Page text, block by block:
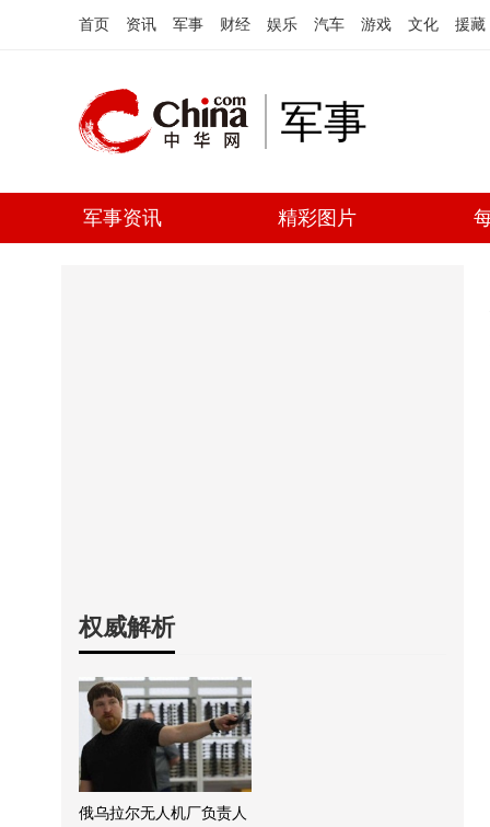
首页 资讯 军事 财经 娱乐 汽车 游戏 文化 援藏
军事
军事资讯 精彩图片
权威解析
俄乌拉尔无人机厂负责人